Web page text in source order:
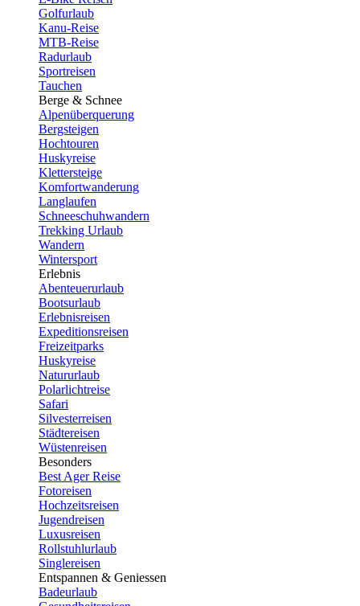
Golfurlaub
Kanu-Reise
MTB-Reise
Radurlaub
Sportreisen
Tauchen
Berge & Schnee
Alpenüberquerung
Bergsteigen
Hochtouren
Huskyreise
Klettersteige
Komfortwanderung
Langlaufen
Schneeschuhwandern
Trekking Urlaub
Wandern
Wintersport
Erlebnis
Abenteuerurlaub
Bootsurlaub
Erlebnisreisen
Expeditionsreisen
Freizeitparks
Huskyreise
Natururlaub
Polarlichtreise
Safari
Silvesterreisen
Städtereisen
Wüstenreisen
Besonders
Best Ager Reise
Fotoreisen
Hochzeitsreisen
Jugendreisen
Luxusreisen
Rollstuhlurlaub
Singlereisen
Entspannen & Geniessen
Badeurlaub